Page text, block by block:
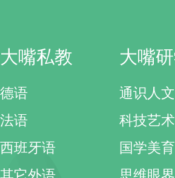
大嘴私教
德语
法语
西班牙语
大嘴
通识人文
科技艺术
国学美育